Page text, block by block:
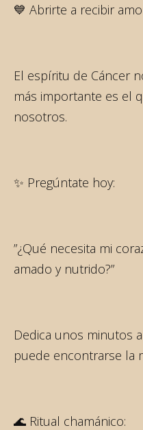
💙 Abrirte a recibir
El espíritu de Cáncer
más importante es el
nosotros.
✨ Pregúntate hoy:
”¿Qué necesita mi
amado y nutrido?”
Dedica unos minutos
puede encontrarse la
🌊 Ritual chamánico: